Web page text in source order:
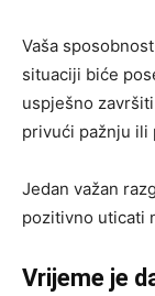
Vaša
situaciji biće
uspješno
privući pažnju ili
Jedan važan
pozitivno uticati
Vrijeme je